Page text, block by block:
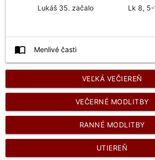
Lukáš 35. začalo Lk 8, 5-
import_contacts Menlivé časti
VEĽKÁ VEČIEREŇ
VEČERNÉ MODLITBY
RANNÉ MODLITBY
UTIEREŇ